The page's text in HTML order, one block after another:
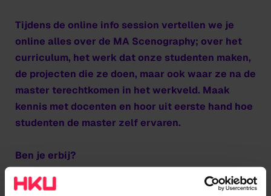
Tijdens de online info session vertellen we je
online alles over de MA Scenography; over het
curriculum, het werk dat onze studenten maken,
de projecten die ze doen, maar ook waar ze na de
master terechtkomen in het werkveld. Maak
kennis met docenten en hoor uit eerste hand hoe
studenten de master zelf ervaren.
Ben je erbij?
van het inhoudelijk programma en een dag van